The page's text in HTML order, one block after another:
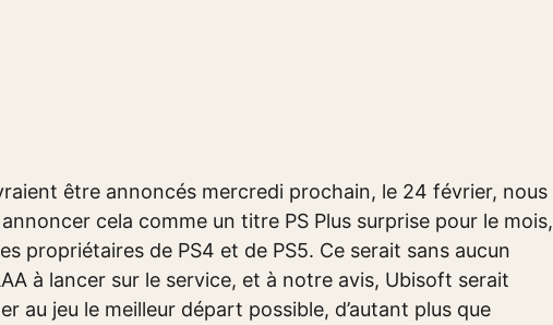
être annoncés mercredi prochain, le 24 février, nous
cela comme un titre PS Plus surprise pour le mois,
propriétaires de PS4 et de PS5. Ce serait sans aucun
à lancer sur le service, et à notre avis, Ubisoft serait
au jeu le meilleur départ possible, d’autant plus que